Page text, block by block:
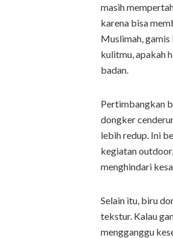
masih
karena bisa
Muslimah,
kulitmu, apakah
badan.
Pertimbangkan
dongker
lebih redup. Ini
kegiatan
menghindari
Selain itu, biru
tekstur. Kalau
mengganggu